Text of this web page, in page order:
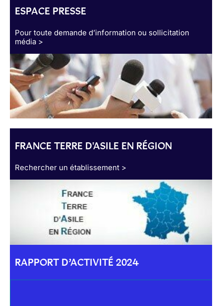
ESPACE PRESSE
Pour toute demande d’information ou sollicitation
média >
FRANCE TERRE D'ASILE EN RÉGION
Rechercher un établissement >
RAPPORT D’ACTIVITÉ 2024